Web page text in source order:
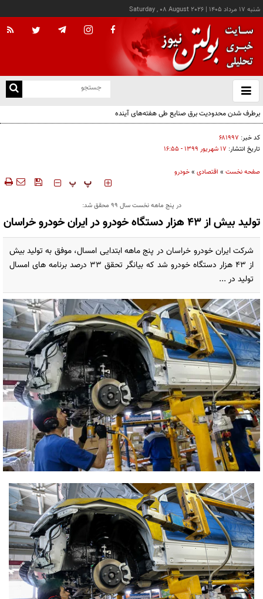
شنبه ۱۷ مرداد ۱۴۰۵ |
Saturday , 08 August 2026
باز
و
برطرف شدن محدودیت‌ برق صنایع طی هفته‌های آینده
کد خبر: ۶۸۱۹۹۷
تاریخ انتشار: ۱۷ شهريور ۱۳۹۹ - ۱۶:۵۵
صفحه نخست » اقتصادی »خودرو
‍‍‍ پ پ
در پنج ماهه نخست سال ۹۹ محقق شد:
تولید بیش از ۴۳ هزار دستگاه خودرو در ایران خودرو خراسان
شرکت ایران خودرو خراسان در پنج ماهه ابتدایی امسال، موفق به تولید بیش
از ۴۳ هزار دستگاه خودرو شد که بیانگر تحقق ۳۳ درصد برنامه های امسال
تولید در ...